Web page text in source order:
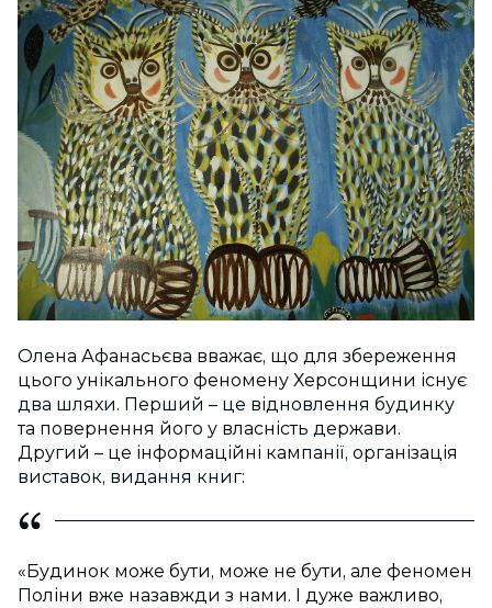
Олена Афанасьєва вважає, що для збереження
цього унікального феномену Херсонщини існує
два шляхи. Перший – це відновлення будинку
та повернення його у власність держави.
Другий – це інформаційні кампанії, організація
виставок, видання книг:
«Будинок може бути, може не бути, але феномен
Поліни вже назавжди з нами. І дуже важливо,